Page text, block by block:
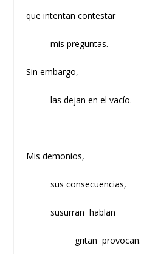
que intentan contestar
mis preguntas.
Sin embargo,
las dejan en el vacío.
Mis demonios,
sus consecuencias,
susurran hablan
gritan provocan.